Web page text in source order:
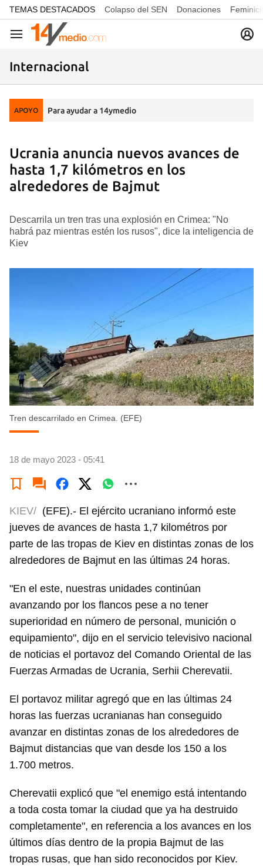
common.go-to-content
TEMAS DESTACADOS Colapso del SEN Donaciones
Navegación
Internacional
APOYO Para ayudar a 14ymedio
Ucrania anuncia nuevos avances de
hasta 1,7 kilómetros en los
alrededores de Bajmut
Descarrila un tren tras una explosión en Crimea: "No
habrá paz mientras estén los rusos", dice la inteligencia de
Kiev
Tren descarrilado en Crimea. (EFE)
18 de mayo 2023 - 05:41
KIEV/ (EFE).- El ejército ucraniano informó este
jueves de avances de hasta 1,7 kilométros por
parte de las tropas de Kiev en distintas zonas de los
alrededores de Bajmut en las últimas 24 horas.
"En el este, nuestras unidades continúan
avanzando por los flancos pese a no tener
superioridad en número de personal, munición o
equipamiento", dijo en el servicio televisivo nacional
de noticias el portavoz del Comando Oriental de las
Fuerzas Armadas de Ucrania, Serhii Cherevatii.
El portavoz militar agregó que en las últimas 24
horas las fuerzas ucranianas han conseguido
avanzar en distintas zonas de los alrededores de
Bajmut distancias que van desde los 150 a los
1.700 metros.
Cherevatii explicó que "el enemigo está intentando
a toda costa tomar la ciudad que ya ha destruido
completamente", en referencia a los avances en los
últimos días dentro de la propia Bajmut de las
tropas rusas, que han sido reconocidos por Kiev.